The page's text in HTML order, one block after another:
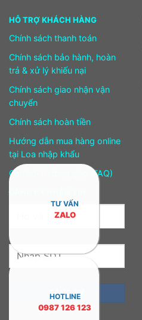
HỖ TRỢ KHÁCH HÀNG
Chính sách thanh toán
Chính sách bảo hành, hoàn
trả & xử lý khiếu nại
Chính sách giao nhận vận
chuyển
Chính sách hoàn tiền
Hướng dẫn mua hàng online
tại Loa nhập khẩu
Câu hỏi thường gặp (FAQ)
TƯ VẤN
ZALO
HOTLINE
0987 126 123